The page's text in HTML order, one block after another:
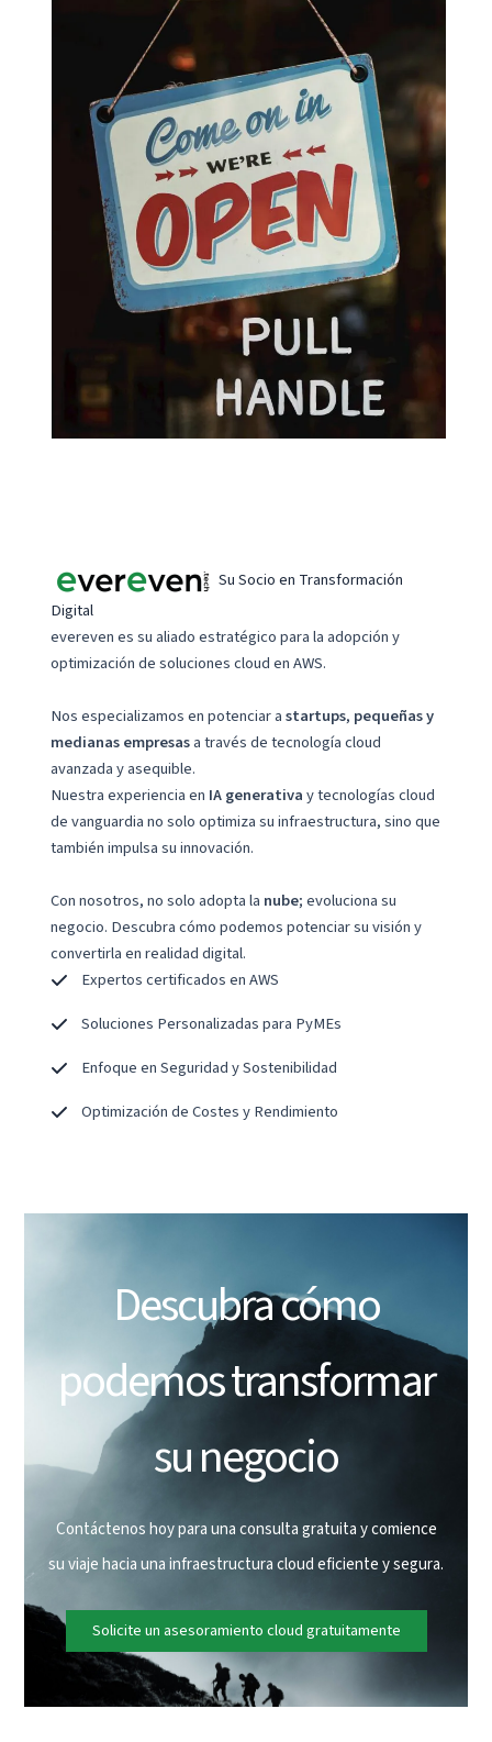
Su Socio en Transformación
Digital
evereven es su aliado estratégico para la adopción y
optimización de soluciones cloud en AWS.
Nos especializamos en potenciar astartups, pequeñas y
medianas empresasa través de tecnología cloud
avanzada y asequible.
Nuestra experiencia en IA generativay tecnologías cloud
de vanguardia no solo optimiza su infraestructura, sino que
también impulsa su innovación.
Con nosotros, no solo adopta la nube; evoluciona su
negocio. Descubra cómo podemos potenciar su visión y
convertirla en realidad digital.
Expertos certificados en AWS
Soluciones Personalizadas para PyMEs
Enfoque en Seguridad y Sostenibilidad
Optimización de Costes y Rendimiento
Descubra cómo
podemos transformar
su negocio
Contáctenos hoy para una consulta gratuita y comience
su viaje hacia una infraestructura cloud eficiente y segura.
Solicite un asesoramiento cloud gratuitamente